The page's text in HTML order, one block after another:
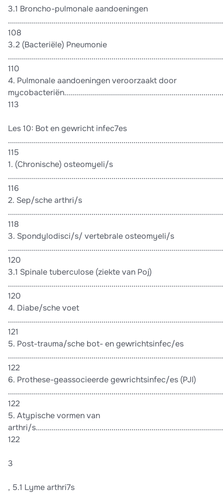
3.1 Broncho-pulmonale aandoeningen
108
3.2 (Bacteriële) Pneumonie
110
4. Pulmonale aandoeningen veroorzaakt door
113
Les 10: Bot en gewricht infec7es
115
1. (Chronische) osteomyeli/s
116
2. Sep/sche arthri/s
118
3. Spondylodisci/s/ vertebrale osteomyeli/s
120
3.1 Spinale tuberculose (ziekte van Poj)
120
4. Diabe/sche voet
121
5. Post-trauma/sche bot- en gewrichtsinfec/es
122
6. Prothese-geassocieerde gewrichtsinfec/es (PJI)
122
5. Atypische vormen van
arthri/
122
3
, 5.1 Lyme arthri7s